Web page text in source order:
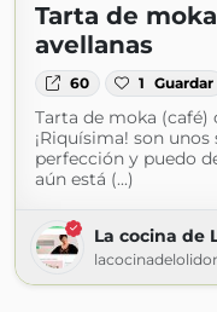
Tarta de
avellanas
60 1 Guardar
Tarta de moka (café)
¡Riquísima! son
perfección y puedo
aún está (...)
La cocina de